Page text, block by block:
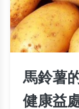
馬鈴薯
健康益